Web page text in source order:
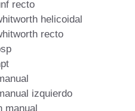
recto
helicoidal
recto
izquierdo
manual